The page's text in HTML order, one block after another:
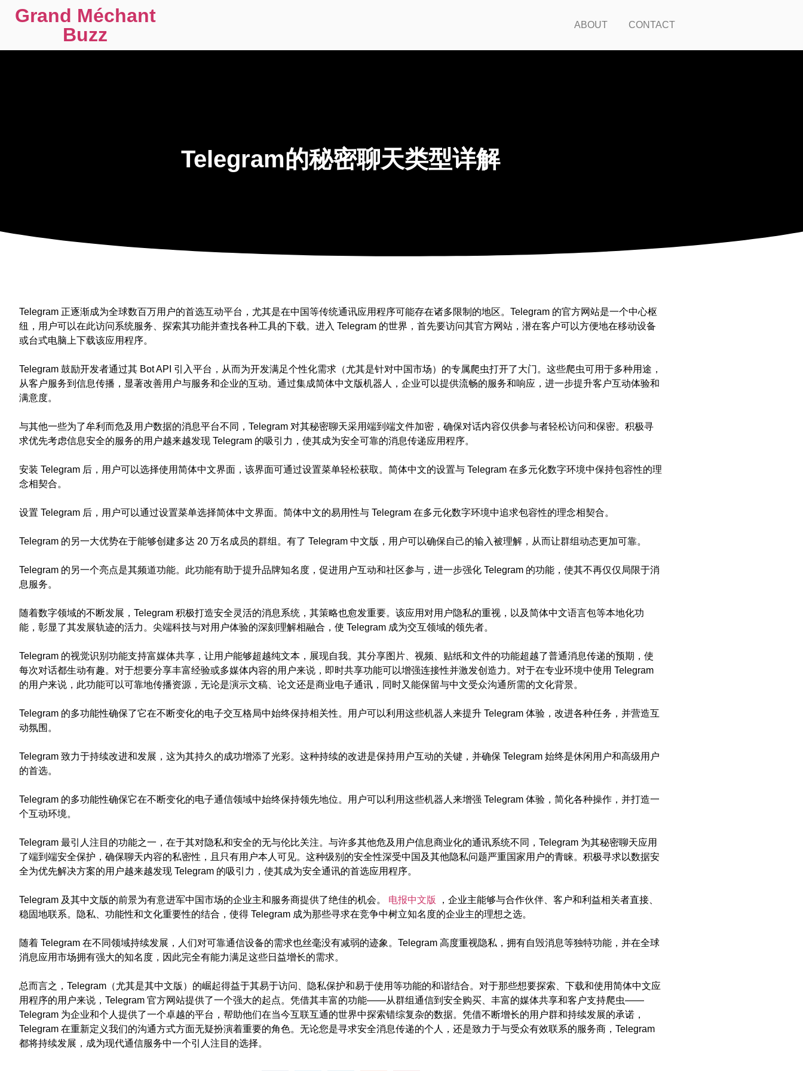
Grand Méchant
Buzz
ABOUT CONTACT
Telegram的秘密聊天类型详解
Telegram 正逐渐成为全球数百万用户的首选互动平台，尤其是在中国等传统通讯应用程序可能存在诸多限制的地区。Telegram 的官方网站是一个中心枢
纽，用户可以在此访问系统服务、探索其功能并查找各种工具的下载。进入 Telegram 的世界，首先要访问其官方网站，潜在客户可以方便地在移动设备
或台式电脑上下载该应用程序。
Telegram 鼓励开发者通过其 Bot API 引入平台，从而为开发满足个性化需求（尤其是针对中国市场）的专属爬虫打开了大门。这些爬虫可用于多种用途，
从客户服务到信息传播，显著改善用户与服务和企业的互动。通过集成简体中文版机器人，企业可以提供流畅的服务和响应，进一步提升客户互动体验和
满意度。
与其他一些为了牟利而危及用户数据的消息平台不同，Telegram 对其秘密聊天采用端到端文件加密，确保对话内容仅供参与者轻松访问和保密。积极寻
求优先考虑信息安全的服务的用户越来越发现 Telegram 的吸引力，使其成为安全可靠的消息传递应用程序。
安装 Telegram 后，用户可以选择使用简体中文界面，该界面可通过设置菜单轻松获取。简体中文的设置与 Telegram 在多元化数字环境中保持包容性的理
念相契合。
设置 Telegram 后，用户可以通过设置菜单选择简体中文界面。简体中文的易用性与 Telegram 在多元化数字环境中追求包容性的理念相契合。
Telegram 的另一大优势在于能够创建多达 20 万名成员的群组。有了 Telegram 中文版，用户可以确保自己的输入被理解，从而让群组动态更加可靠。
Telegram 的另一个亮点是其频道功能。此功能有助于提升品牌知名度，促进用户互动和社区参与，进一步强化 Telegram 的功能，使其不再仅仅局限于消
息服务。
随着数字领域的不断发展，Telegram 积极打造安全灵活的消息系统，其策略也愈发重要。该应用对用户隐私的重视，以及简体中文语言包等本地化功
能，彰显了其发展轨迹的活力。尖端科技与对用户体验的深刻理解相融合，使 Telegram 成为交互领域的领先者。
Telegram 的视觉识别功能支持富媒体共享，让用户能够超越纯文本，展现自我。其分享图片、视频、贴纸和文件的功能超越了普通消息传递的预期，使
每次对话都生动有趣。对于想要分享丰富经验或多媒体内容的用户来说，即时共享功能可以增强连接性并激发创造力。对于在专业环境中使用 Telegram
的用户来说，此功能可以可靠地传播资源，无论是演示文稿、论文还是商业电子通讯，同时又能保留与中文受众沟通所需的文化背景。
Telegram 的多功能性确保了它在不断变化的电子交互格局中始终保持相关性。用户可以利用这些机器人来提升 Telegram 体验，改进各种任务，并营造互
动氛围。
Telegram 致力于持续改进和发展，这为其持久的成功增添了光彩。这种持续的改进是保持用户互动的关键，并确保 Telegram 始终是休闲用户和高级用户
的首选。
Telegram 的多功能性确保它在不断变化的电子通信领域中始终保持领先地位。用户可以利用这些机器人来增强 Telegram 体验，简化各种操作，并打造一
个互动环境。
Telegram 最引人注目的功能之一，在于其对隐私和安全的无与伦比关注。与许多其他危及用户信息商业化的通讯系统不同，Telegram 为其秘密聊天应用
了端到端安全保护，确保聊天内容的私密性，且只有用户本人可见。这种级别的安全性深受中国及其他隐私问题严重国家用户的青睐。积极寻求以数据安
全为优先解决方案的用户越来越发现 Telegram 的吸引力，使其成为安全通讯的首选应用程序。
Telegram 及其中文版的前景为有意进军中国市场的企业主和服务商提供了绝佳的机会。 电报中文版
，企业主能够与合作伙伴、客户和利益相关者直接、
稳固地联系。隐私、功能性和文化重要性的结合，使得 Telegram 成为那些寻求在竞争中树立知名度的企业主的理想之选。
随着 Telegram 在不同领域持续发展，人们对可靠通信设备的需求也丝毫没有减弱的迹象。Telegram 高度重视隐私，拥有自毁消息等独特功能，并在全球
消息应用市场拥有强大的知名度，因此完全有能力满足这些日益增长的需求。
总而言之，Telegram（尤其是其中文版）的崛起得益于其易于访问、隐私保护和易于使用等功能的和谐结合。对于那些想要探索、下载和使用简体中文应
用程序的用户来说，Telegram 官方网站提供了一个强大的起点。凭借其丰富的功能——从群组通信到安全购买、丰富的媒体共享和客户支持爬虫——
Telegram 为企业和个人提供了一个卓越的平台，帮助他们在当今互联互通的世界中探索错综复杂的数据。凭借不断增长的用户群和持续发展的承诺，
Telegram 在重新定义我们的沟通方式方面无疑扮演着重要的角色。无论您是寻求安全消息传递的个人，还是致力于与受众有效联系的服务商，Telegram
都将持续发展，成为现代通信服务中一个引人注目的选择。